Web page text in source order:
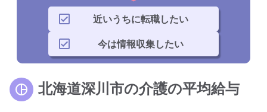
近いうちに転職したい
今は情報収集したい
北海道深川市の介護の平均給与